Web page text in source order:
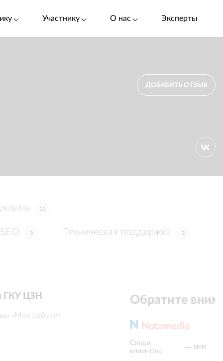
Участнику О нас Эксперты
ДОБАВИТЬ ОТЗЫВ
11
SEO 3 Техническая поддержка 2
ГКУ ЦЗН
«Моя работа»
Обратите
Notamedia
Среди
клиентов:
RUSSPASS ИРИ